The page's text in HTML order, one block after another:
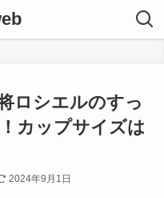
ロシエルのすっ
カップサイズは
2024年9月1日